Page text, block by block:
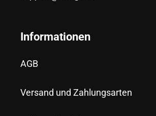
Informationen
AGB
Versand und Zahlungsarten